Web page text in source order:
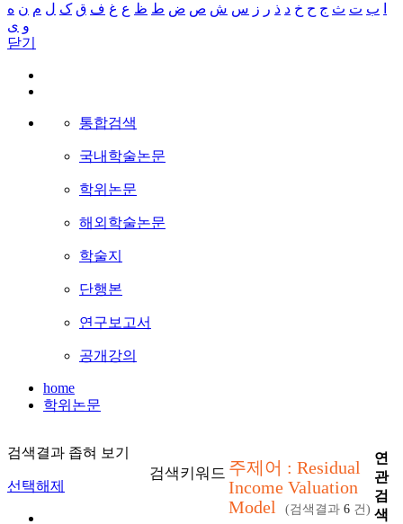
ب ت ث ج ح خ د ذ ر ز س ش ص ض ط ظ ع غ ف ق ک ل م ن ه
و ی
닫기
통합검색
국내학술논문
학위논문
해외학술논문
학술지
단행본
연구보고서
공개강의
home
학위논문
검색결과 좁혀 보기
선택해제
검색키워드 주제어 : Residual
Income Valuation
Model
(검색결과 6 건)
연
관
검
색